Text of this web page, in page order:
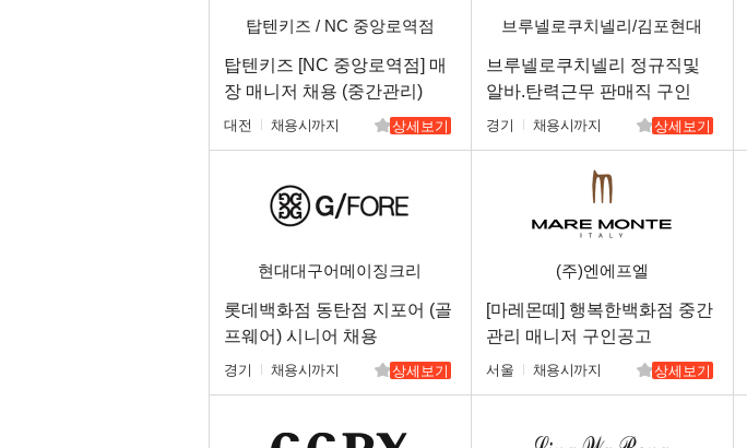
탑텐키즈 / NC 중앙로역점
탑텐키즈 [NC 중앙로역점] 매
장 매니저 채용 (중간관리)
대전 채용시까지 상세보기
브루넬로쿠치넬리/김포현대
브루넬로쿠치넬리 정규직및
알바.탄력근무 판매직 구인
경기 채용시까지 상세보기
현대대구어메이징크리
롯데백화점 동탄점 지포어 (골
프웨어) 시니어 채용
경기 채용시까지 상세보기
(주)엔에프엘
[마레몬떼] 행복한백화점 중간
관리 매니저 구인공고
서울 채용시까지 상세보기